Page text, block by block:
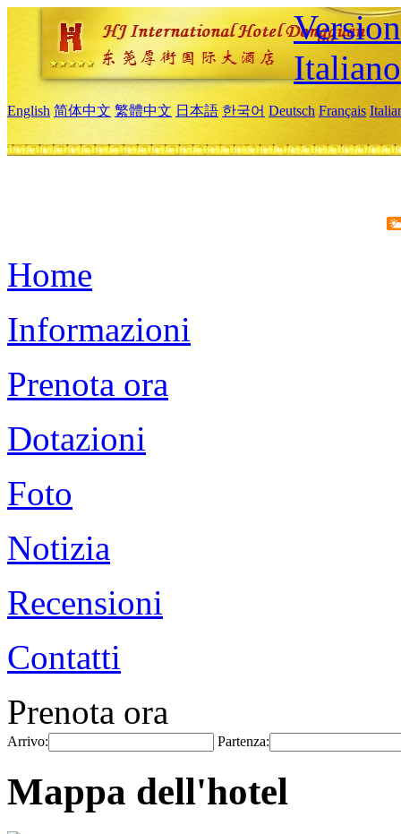
Italiano
English 简体中文 繁體中文 日本語 한국어 Deutsch Français
Home
Informazioni
Prenota ora
Dotazioni
Foto
Notizia
Recensioni
Contatti
Prenota ora
Arrivo: Partenza:
Mappa dell'hotel